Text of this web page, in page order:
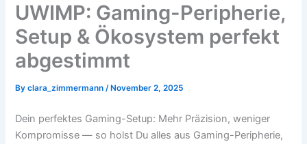
UWIMP: Gaming-Peripherie,
Setup & Ökosystem perfekt
abgestimmt
Byclara_zimmermann/ November 2, 2025
Dein perfektes Gaming-Setup: Mehr Präzision, weniger
Kompromisse — so holst Du alles aus Gaming-Peripherie,